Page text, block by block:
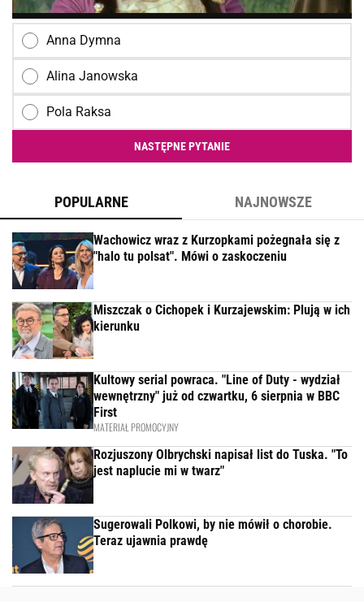
Anna Dymna
Alina Janowska
Pola Raksa
NASTĘPNE PYTANIE
POPULARNE NAJNOWSZE
Wachowicz wraz z Kurzopkami pożegnała się z
"halo tu polsat". Mówi o zaskoczeniu
Miszczak o Cichopek i Kurzajewskim: Plują w ich
kierunku
Kultowy serial powraca. "Line of Duty - wydział
wewnętrzny" już od czwartku, 6 sierpnia w BBC
First
MATERIAŁ PROMOCYJNY
Rozjuszony Olbrychski napisał list do Tuska. "To
jest naplucie mi w twarz"
Sugerowali Polkowi, by nie mówił o chorobie.
Teraz ujawnia prawdę